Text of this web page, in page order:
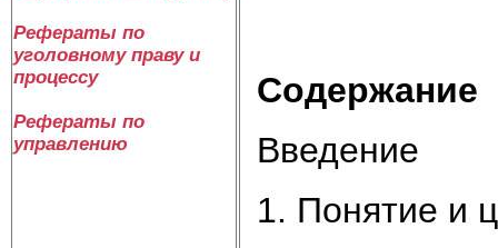
Рефераты по
уголовному праву и
процессу
Рефераты по
управлению
Содержание
Введение
1. Понятие и